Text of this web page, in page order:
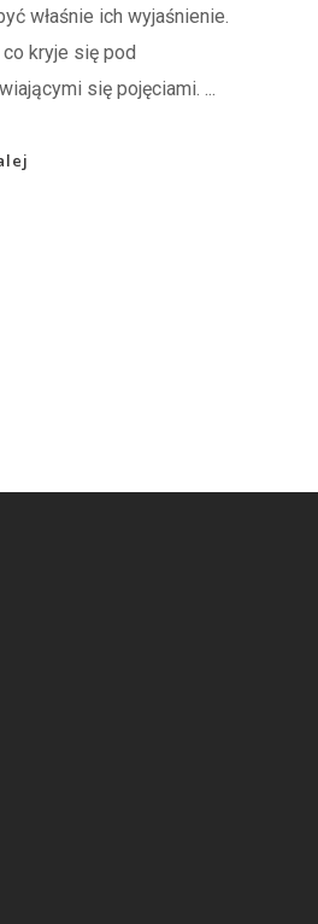
właśnie ich wyjaśnienie.
kryje się pod
się pojęciami.